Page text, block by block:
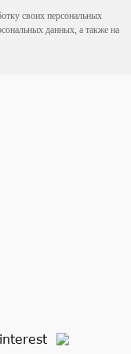
своих персональных
данных, а также на